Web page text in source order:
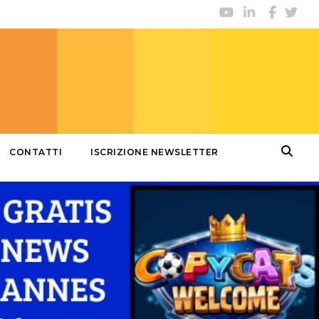
CONTATTI ISCRIZIONE NEWSLETTER